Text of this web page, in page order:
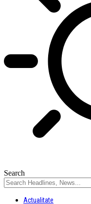
Search
Actualitate